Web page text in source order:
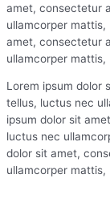
amet, consectetur
ullamcorper mattis,
amet, consectetur
ullamcorper mattis,
Lorem ipsum dolor
tellus, luctus nec
ipsum dolor sit
luctus nec
dolor sit amet,
ullamcorper mattis,